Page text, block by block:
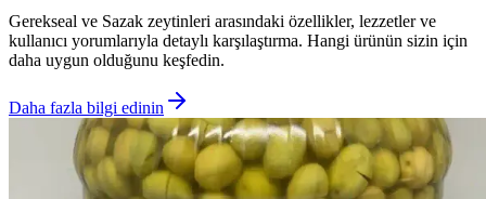
Gerekseal ve Sazak zeytinleri arasındaki özellikler, lezzetler ve
kullanıcı yorumlarıyla detaylı karşılaştırma. Hangi ürünün sizin için
daha uygun olduğunu keşfedin.
Daha fazla bilgi edinin